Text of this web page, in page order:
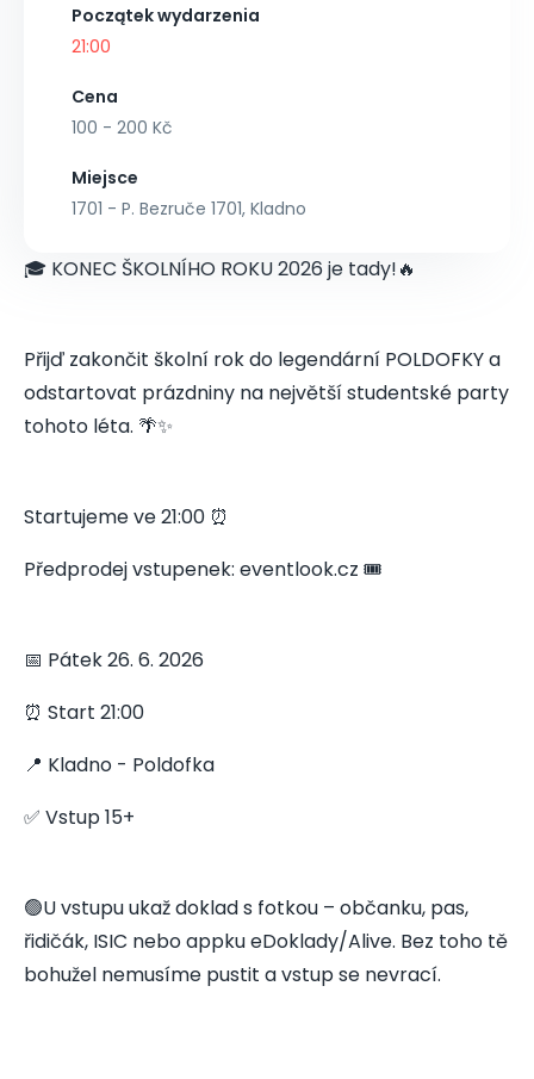
Początek wydarzenia
21:00
Cena
100 - 200 Kč
Miejsce
1701 - P. Bezruče 1701, Kladno
🎓 KONEC ŠKOLNÍHO ROKU 2026 je tady!🔥
Přijď zakončit školní rok do legendární POLDOFKY a
odstartovat prázdniny na největší studentské party
tohoto léta. 🌴✨
Startujeme ve 21:00 ⏰
Předprodej vstupenek: eventlook.cz 🎟️
📅 Pátek 26. 6. 2026
⏰ Start 21:00
📍 Kladno - Poldofka
✅ Vstup 15+
🟢U vstupu ukaž doklad s fotkou – občanku, pas,
řidičák, ISIC nebo appku eDoklady/Alive. Bez toho tě
bohužel nemusíme pustit a vstup se nevrací.